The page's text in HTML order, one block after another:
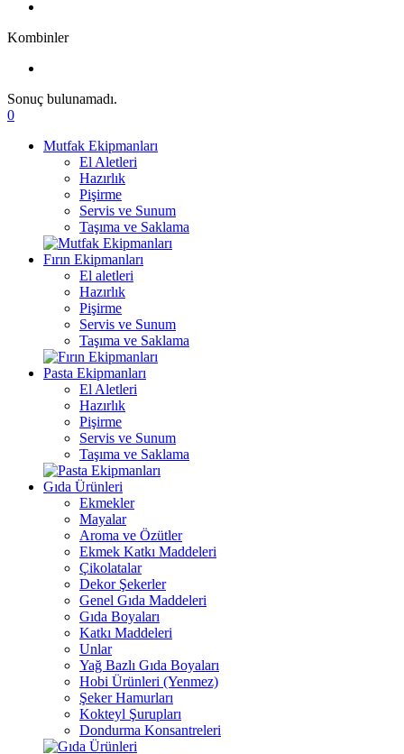
Kombinler
Sonuç bulunamadı.
0
Mutfak Ekipmanları
El Aletleri
Hazırlık
Pişirme
Servis ve Sunum
Taşıma ve Saklama
Fırın Ekipmanları
El aletleri
Hazırlık
Pişirme
Servis ve Sunum
Taşıma ve Saklama
Pasta Ekipmanları
El Aletleri
Hazırlık
Pişirme
Servis ve Sunum
Taşıma ve Saklama
Gıda Ürünleri
Ekmekler
Mayalar
Aroma ve Özütler
Ekmek Katkı Maddeleri
Çikolatalar
Dekor Şekerler
Genel Gıda Maddeleri
Gıda Boyaları
Katkı Maddeleri
Unlar
Yağ Bazlı Gıda Boyaları
Hobi Ürünleri (Yenmez)
Şeker Hamurları
Kokteyl Şurupları
Dondurma Konsantreleri